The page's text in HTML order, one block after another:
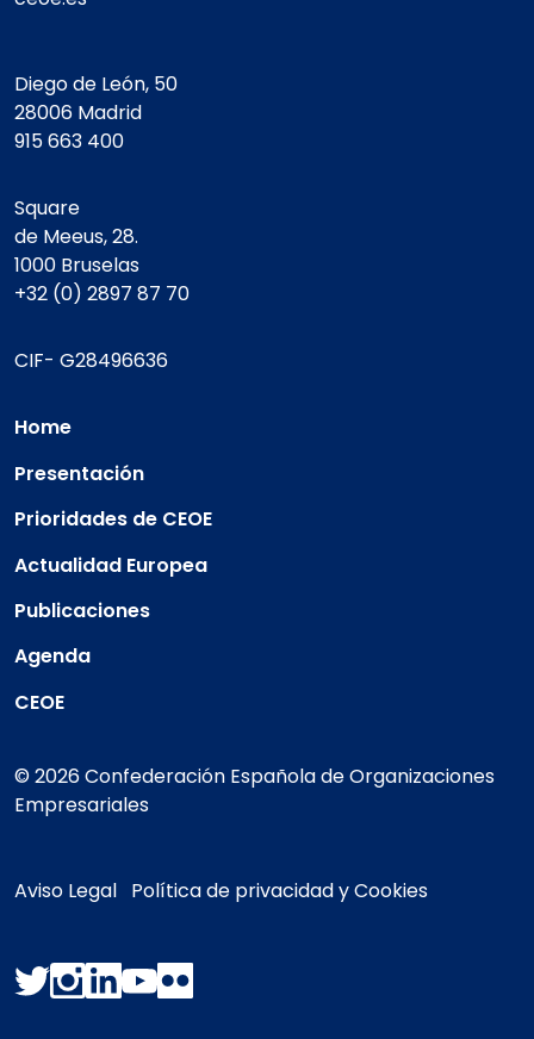
Diego de León, 50
28006 Madrid
915 663 400
Square
de Meeus, 28.
1000 Bruselas
+32 (0) 2897 87 70
CIF- G28496636
Home
Presentación
Prioridades de CEOE
Actualidad Europea
Publicaciones
Agenda
CEOE
© 2026 Confederación Española de Organizaciones
Empresariales
Aviso Legal Política de privacidad y Cookies